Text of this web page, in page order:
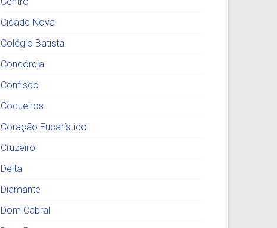
Cidade Nova
Colégio Batista
Concórdia
Confisco
Coqueiros
Coração Eucarístico
Cruzeiro
Delta
Diamante
Dom Cabral